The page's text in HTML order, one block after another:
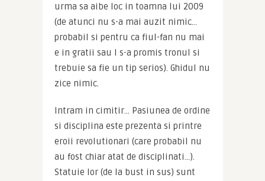
urma sa aibe loc in toamna lui 2009
(de atunci nu s-a mai auzit nimic…
probabil si pentru ca fiul-fan nu mai
e in gratii sau I s-a promis tronul si
trebuie sa fie un tip serios). Ghidul nu
zice nimic.
Intram in cimitir… Pasiunea de ordine
si disciplina este prezenta si printre
eroii revolutionari (care probabil nu
au fost chiar atat de disciplinati…).
Statuie lor (de la bust in sus) sunt